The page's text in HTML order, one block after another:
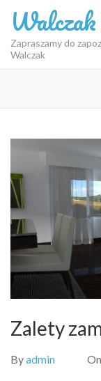
Skip
content
(Press
Zapraszamy do
Walczak
Zalety
Byadmin On